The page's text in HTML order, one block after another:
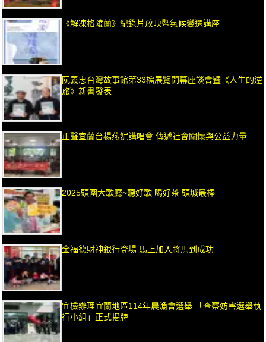
《解凍格陵蘭》紀錄片放映暨氣候變遷講座
阮義忠台灣故事館第33檔展覽開幕座談會暨《人生的逆
旅》新書發表
正聲宜蘭台楊燕妮講唱會 傳遞社會關懷與公益力量
2025頭圍大歌廳~聽好歌 喝好茶 頭城最棒
金福德財神銀行登場 馬上加入將馬到成功
宜檢辦理宜蘭地區114年農漁會選舉 「查察妨害選舉執
行小組」正式揭牌